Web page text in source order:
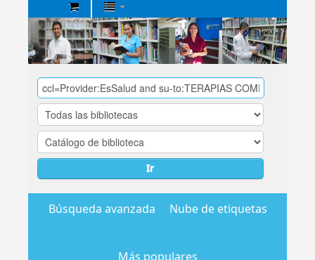
Biblioteca
Central
EsSalud
Ir
Búsqueda avanzada Nube de etiquetas